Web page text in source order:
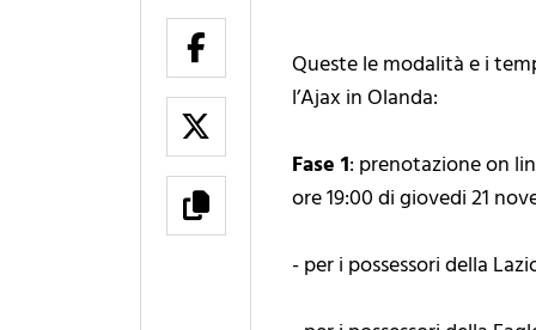
Queste le modalità e i
l’Ajax in Olanda:
Fase 1: prenotazione on
ore 19:00 di giovedi 21
- per i possessori della